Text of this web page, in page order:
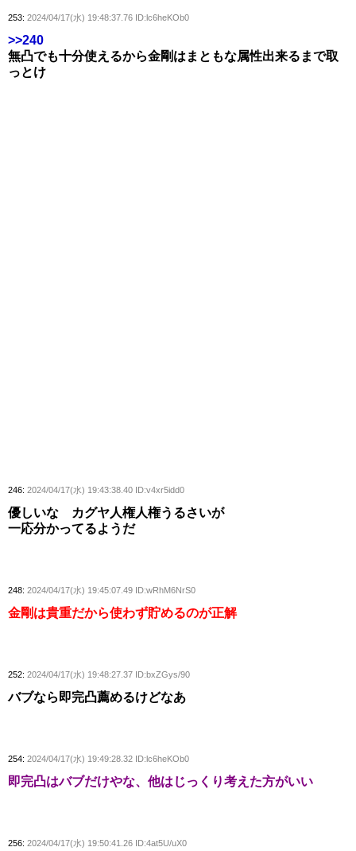
253: 2024/04/17(水) 19:48:37.76 ID:lc6heKOb0
>>240
無凸でも十分使えるから金剛はまともな属性出来るまで取
っとけ
246: 2024/04/17(水) 19:43:38.40 ID:v4xr5idd0
優しいな カグヤ人権人権うるさいが
一応分かってるようだ
248: 2024/04/17(水) 19:45:07.49 ID:wRhM6NrS0
金剛は貴重だから使わず貯めるのが正解
252: 2024/04/17(水) 19:48:27.37 ID:bxZGys/90
バブなら即完凸薦めるけどなあ
254: 2024/04/17(水) 19:49:28.32 ID:lc6heKOb0
即完凸はバブだけやな、他はじっくり考えた方がいい
256: 2024/04/17(水) 19:50:41.26 ID:4at5U/uX0